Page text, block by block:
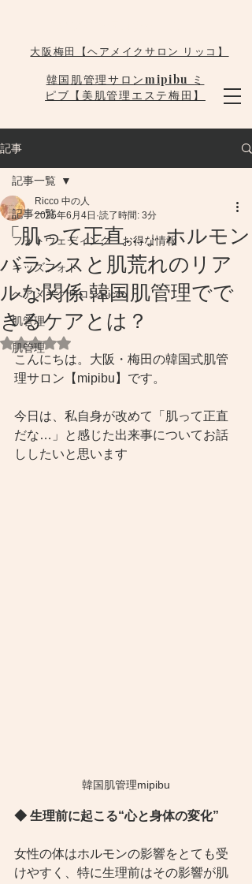
大阪梅田【ヘアメイクサロン リッコ】
韓国肌管理サロンmipibu ミ
ピブ【美肌管理エステ梅田】
記事
記事一覧
フォトウェディング お得な情報
キッズフォト
ヘアメイクサロンRicco
肌管理
肌管理
記事一覧
「肌って正直…」ホルモン
バランスと肌荒れのリア
ルな関係 韓国肌管理でで
きるケアとは？
Ricco 中の人
2025年6月4日 読了時間: 3分
5つ星のうちNaNと評価されています。
こんにちは。大阪・梅田の韓国式肌管
理サロン【mipibu】です。
今日は、私自身が改めて「肌って正直
だな…」と感じた出来事についてお話
ししたいと思います
韓国肌管理mipibu
◆ 生理前に起こる“心と身体の変化”
女性の体はホルモンの影響をとても受
けやすく、特に生理前はその影響が肌